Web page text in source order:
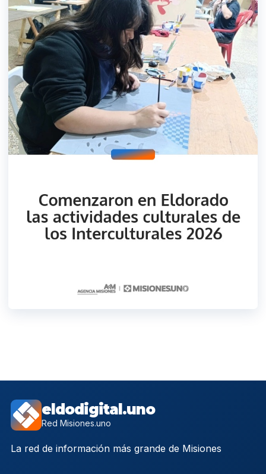
eldodigital.uno
Red Misiones.uno
La red de información más grande de Misiones